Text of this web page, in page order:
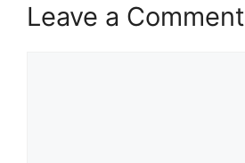
Leave a Comment